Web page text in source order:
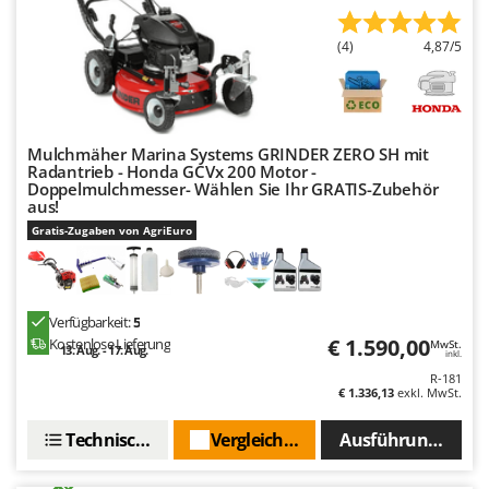
Klimaanlagen – Klimageräte
Knetmaschinen
Knochensägen
Kompressoren - elektrisch
Kompressoren für Ernte und Baumschnitt
Kreiseleggen
Küchenreiben - elektrisch
Kükenaufzuchtboxen
Laubsauger - Laubbläser
Luftkühler mit Wasserverdunstung
Echo
EcoFlow
Edilmark
Effeuno
Einhell
Elegen
Energy Gruppi
Enotecnica Pillan
Eschenfelder
EuroMech
FAC
(4) 4,87/5
Mulchmäher Marina Systems GRINDER ZERO SH mit
Radantrieb - Honda GCVx 200 Motor -
Doppelmulchmesser- Wählen Sie Ihr GRATIS-Zubehör
aus!
Gratis-Zugaben von AgriEuro
Verfügbarkeit:5
Kostenlose Lieferung
13. Aug. - 17. Aug. € 1.590,00MwSt.
inkl.
R-181
€ 1.336,13 exkl. MwSt.
Ausführungen(4)
Vergleichen Sie
Technische Daten